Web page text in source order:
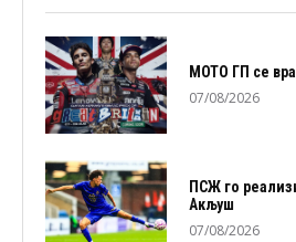
МОТО ГП се
07/08/2026
ПСЖ го
Акљуш
07/08/2026